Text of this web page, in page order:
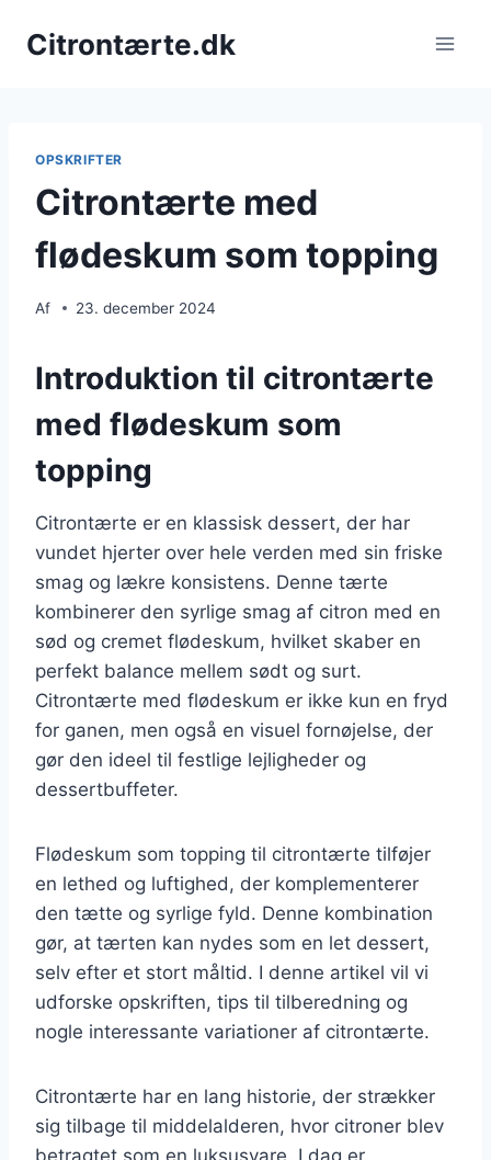
Citrontærte.dk
OPSKRIFTER
Citrontærte med
flødeskum som topping
Af 23. december 2024
Introduktion til citrontærte
med flødeskum som
topping
Citrontærte er en klassisk dessert, der har
vundet hjerter over hele verden med sin friske
smag og lækre konsistens. Denne tærte
kombinerer den syrlige smag af citron med en
sød og cremet flødeskum, hvilket skaber en
perfekt balance mellem sødt og surt.
Citrontærte med flødeskum er ikke kun en fryd
for ganen, men også en visuel fornøjelse, der
gør den ideel til festlige lejligheder og
dessertbuffeter.
Flødeskum som topping til citrontærte tilføjer
en lethed og luftighed, der komplementerer
den tætte og syrlige fyld. Denne kombination
gør, at tærten kan nydes som en let dessert,
selv efter et stort måltid. I denne artikel vil vi
udforske opskriften, tips til tilberedning og
nogle interessante variationer af citrontærte.
Citrontærte har en lang historie, der strækker
sig tilbage til middelalderen, hvor citroner blev
betragtet som en luksusvare. I dag er